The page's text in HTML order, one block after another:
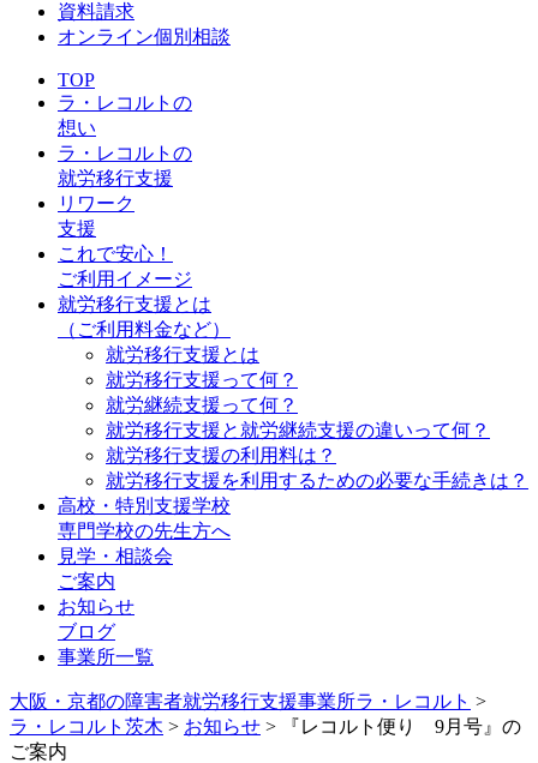
資料請求
オンライン個別相談
TOP
ラ・レコルトの
想い
ラ・レコルトの
就労移行支援
リワーク
支援
これで安心！
ご利用イメージ
就労移行支援とは
（ご利用料金など）
就労移行支援とは
就労移行支援って何？
就労継続支援って何？
就労移行支援と就労継続支援の違いって何？
就労移行支援の利用料は？
就労移行支援を利用するための必要な手続きは？
高校・特別支援学校
専門学校の先生方へ
見学・相談会
ご案内
お知らせ
ブログ
事業所一覧
大阪・京都の障害者就労移行支援事業所ラ・レコルト >
ラ・レコルト茨木 > お知らせ >
『レコルト便り 9月号』の
ご案内